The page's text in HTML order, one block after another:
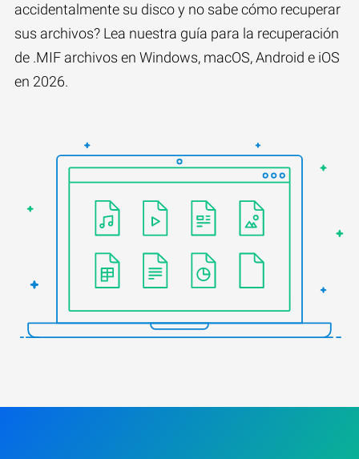
accidentalmente su disco y no sabe cómo recuperar
sus archivos? Lea nuestra guía para la recuperación
de .MIF archivos en Windows, macOS, Android e iOS
en 2026.